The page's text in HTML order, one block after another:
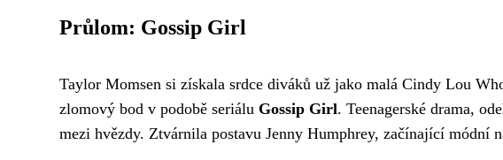
Průlom: Gossip Girl
Taylor Momsen si získala srdce diváků už jako malá Cindy Lou
zlomový bod v podobě seriálu Gossip Girl. Teenagerské drama,
mezi hvězdy. Ztvárnila postavu Jenny Humphrey, začínající módní